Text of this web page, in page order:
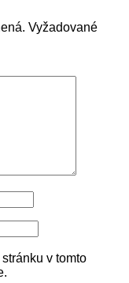
Vyžadované
v tomto